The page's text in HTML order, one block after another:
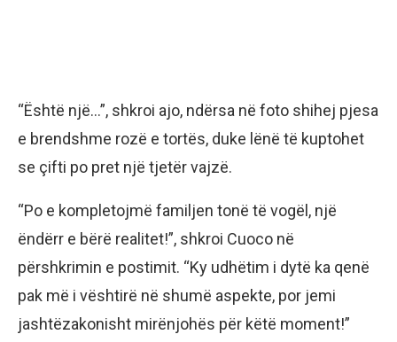
“Është një…”, shkroi ajo, ndërsa në foto shihej pjesa
e brendshme rozë e tortës, duke lënë të kuptohet
se çifti po pret një tjetër vajzë.
“Po e kompletojmë familjen tonë të vogël, një
ëndërr e bërë realitet!”, shkroi Cuoco në
përshkrimin e postimit. “Ky udhëtim i dytë ka qenë
pak më i vështirë në shumë aspekte, por jemi
jashtëzakonisht mirënjohës për këtë moment!”